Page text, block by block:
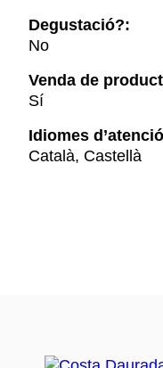
Degustació?:
No
Venda de
Sí
Idiomes
Català, Castellà